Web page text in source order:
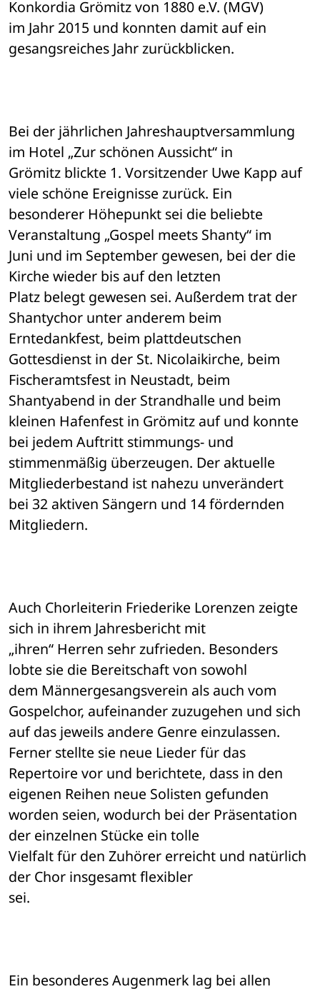
Konkordia Grömitz von 1880 e.V. (MGV)
im Jahr 2015 und konnten damit auf ein
gesangsreiches Jahr zurückblicken.
Bei der jährlichen Jahreshauptversammlung
im Hotel „Zur schönen Aussicht“ in
Grömitz blickte 1. Vorsitzender Uwe Kapp auf
viele schöne Ereignisse zurück. Ein
besonderer Höhepunkt sei die beliebte
Veranstaltung „Gospel meets Shanty“ im
Juni und im September gewesen, bei der die
Kirche wieder bis auf den letzten
Platz belegt gewesen sei. Außerdem trat der
Shantychor unter anderem beim
Erntedankfest, beim plattdeutschen
Gottesdienst in der St. Nicolaikirche, beim
Fischeramtsfest in Neustadt, beim
Shantyabend in der Strandhalle und beim
kleinen Hafenfest in Grömitz auf und konnte
bei jedem Auftritt stimmungs- und
stimmenmäßig überzeugen. Der aktuelle
Mitgliederbestand ist nahezu unverändert
bei 32 aktiven Sängern und 14 fördernden
Mitgliedern.
Auch Chorleiterin Friederike Lorenzen zeigte
sich in ihrem Jahresbericht mit
„ihren“ Herren sehr zufrieden. Besonders
lobte sie die Bereitschaft von sowohl
dem Männergesangsverein als auch vom
Gospelchor, aufeinander zuzugehen und sich
auf das jeweils andere Genre einzulassen.
Ferner stellte sie neue Lieder für das
Repertoire vor und berichtete, dass in den
eigenen Reihen neue Solisten gefunden
worden seien, wodurch bei der Präsentation
der einzelnen Stücke ein tolle
Vielfalt für den Zuhörer erreicht und natürlich
der Chor insgesamt flexibler
sei.
Ein besonderes Augenmerk lag bei allen